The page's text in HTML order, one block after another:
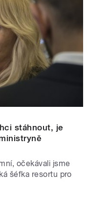
stáhnout, je
očekávali jsme
šéfka resortu pro